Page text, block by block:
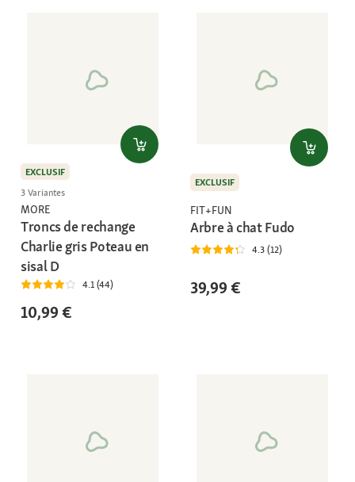
EXCLUSIF
3 Variantes
MORE
Troncs de rechange
Charlie gris Poteau en
sisal D
4.1 (44)
10,99 €
EXCLUSIF
FIT+FUN
Arbre à chat Fudo
4.3 (12)
39,99 €